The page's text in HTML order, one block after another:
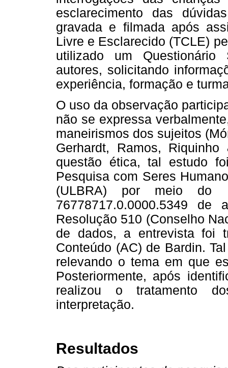
esclarecimento das
gravada e filmada após
Livre e Esclarecido (TCLE)
utilizado um Questionário
autores, solicitando
experiência, formação e
O uso da observação
não se expressa
maneirismos dos sujeitos
Gerhardt, Ramos,
questão ética, tal estudo
Pesquisa com Seres
(ULBRA) por meio do
76778717.0.0000.5349
Resolução 510 (Conselho
de dados, a entrevista foi
Conteúdo (AC) de Bardin.
relevando o tema em que
Posteriormente, após
realizou o tratamento
interpretação.
Resultados